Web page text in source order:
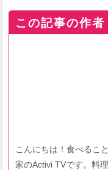
この記事の作者
こんにちは！食べるこ
家のActivi TVです。料